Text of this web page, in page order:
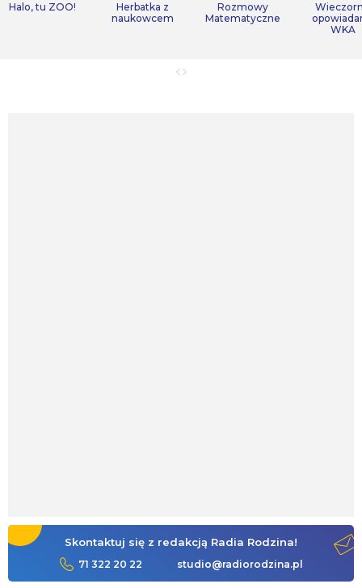
Halo, tu ZOO!
Herbatka z
naukowcem
Rozmowy
Matematyczne
WKA
Skontaktuj się z redakcją Radia Rodzina!
71 322 20 22 studio@radiorodzina.pl